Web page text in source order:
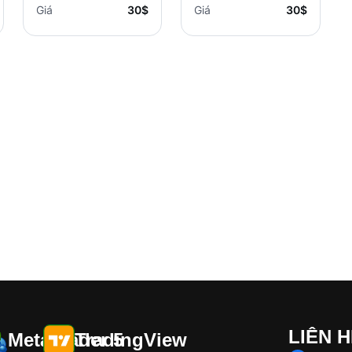
MT5
Giá 30$ Giá 30$
MetaTrader 5TradingView LIÊN